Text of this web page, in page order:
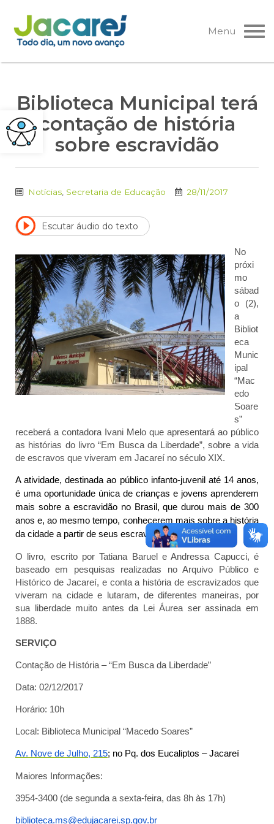
Pular
para
o
Menu
Biblioteca Municipal terá
contação de história
sobre escravidão
Notícias Secretaria de Educação 28/11/2017
Escutar áudio do texto
No
próxi
mo
sábad
o (2),
a
Bibliot
eca
Munic
ipal
“Mac
edo
Soare
s”
receberá a contadora Ivani Melo que apresentará ao público
as histórias do livro “Em Busca da Liberdade”, sobre a vida
de escravos que viveram em Jacareí no século XIX.
A atividade, destinada ao público infanto-juvenil até 14 anos,
é uma oportunidade única de crianças e jovens aprenderem
mais sobre a escravidão no Brasil, que durou mais de 300
anos e, ao mesmo tempo, conhecerem mais sobre a história
da cidade a partir de seus escravos.
O livro, escrito por Tatiana Baruel e Andressa Capucci, é
baseado em pesquisas realizadas no Arquivo Público e
Histórico de Jacareí, e conta a história de escravizados que
viveram na cidade e lutaram, de diferentes maneiras, por
sua liberdade muito antes da Lei Áurea ser assinada em
1888.
SERVIÇO
Contação de História – “Em Busca da Liberdade”
Data: 02/12/2017
Horário: 10h
Local: Biblioteca Municipal “Macedo Soares”
Av. Nove de Julho, 215; no Pq. dos Eucaliptos – Jacareí
Maiores Informações:
3954-3400 (de segunda a sexta-feira, das 8h às 17h)
biblioteca.ms@edujacarei.sp.gov.br